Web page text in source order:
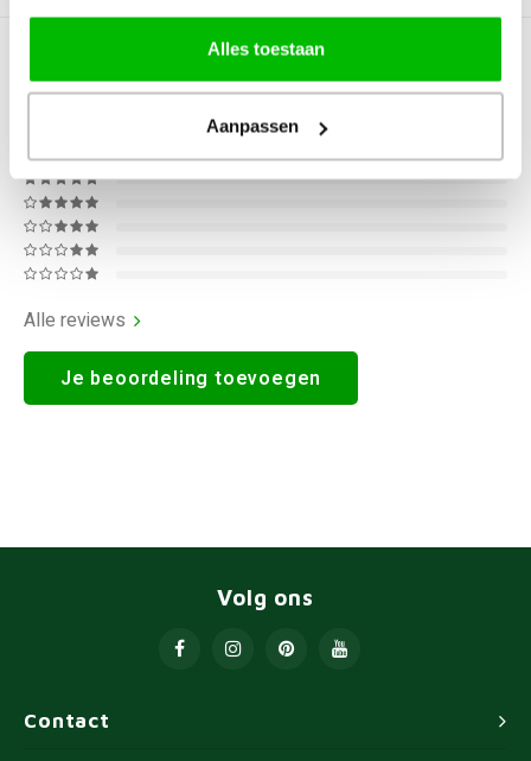
Alles toestaan
Aanpassen
BEOORDELINGEN
Alle reviews
Je beoordeling toevoegen
Contact
Volg ons